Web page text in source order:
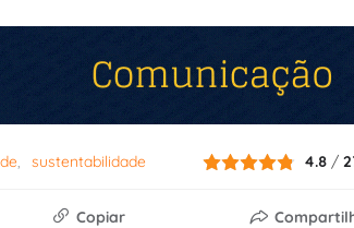
sustentabilidade 4.8 /
Copiar